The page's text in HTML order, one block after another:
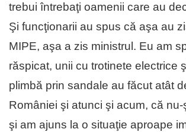
trebui întrebaţi oamenii care au
Şi funcţionarii au spus că aşa au
MIPE, aşa a zis ministrul. Eu am
răspicat, unii cu trotinete electrice
plimbă prin sandale au făcut atât
României şi atunci şi acum, că
şi am ajuns la o situaţie aproape